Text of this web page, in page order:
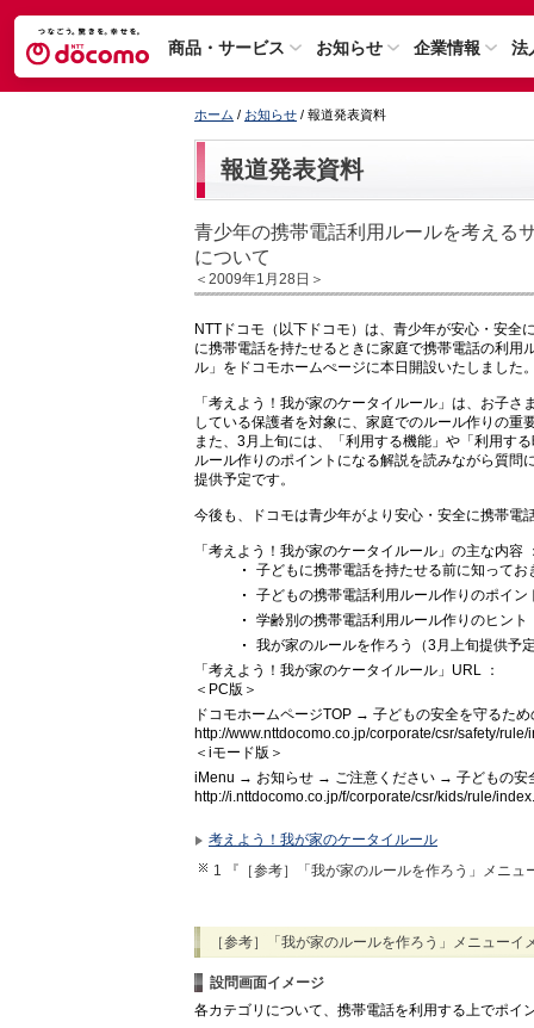
商品・サービス お知らせ 企業情報 法
ホーム / お知らせ / 報道発表資料
報道発表資料
青少年の携帯電話利用ルールを考える
について
＜2009年1月28日＞
NTTドコモ（以下ドコモ）は、青少年が安心・安全
に携帯電話を持たせるときに家庭で携帯電話の利
ル」をドコモホームぺージに本日開設いたしました
「考えよう！我が家のケータイルール」は、お子
している保護者を対象に、家庭でのルール作りの
また、3月上旬には、「利用する機能」や「利用す
ルール作りのポイントになる解説を読みながら質
提供予定です。
今後も、ドコモは青少年がより安心・安全に携帯電
「考えよう！我が家のケータイルール」の主な内容
子どもに携帯電話を持たせる前に知ってお
子どもの携帯電話利用ルール作りのポイン
学齢別の携帯電話利用ルール作りのヒント
我が家のルールを作ろう（3月上旬提供予
「考えよう！我が家のケータイルール」URL ：
＜PC版＞
ドコモホームページTOP → 子どもの安全を守るた
http://www.nttdocomo.co.jp/corporate/csr/safety/rule/
＜iモード版＞
iMenu → お知らせ → ご注意ください → 子どもの安
http://i.nttdocomo.co.jp/f/corporate/csr/kids/rule/
考えよう！我が家のケータイルール
1 『［参考］「我が家のルールを作ろう」メニュ
［参考］「我が家のルールを作ろう」メニューイ
設問画面イメージ
各カテゴリについて、携帯電話を利用する上でポイ